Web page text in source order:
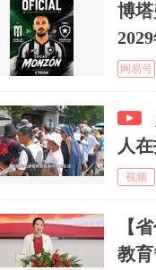
博
网易号
人
视频
【
教